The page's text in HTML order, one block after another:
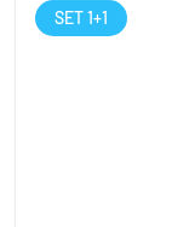
SET 1+1